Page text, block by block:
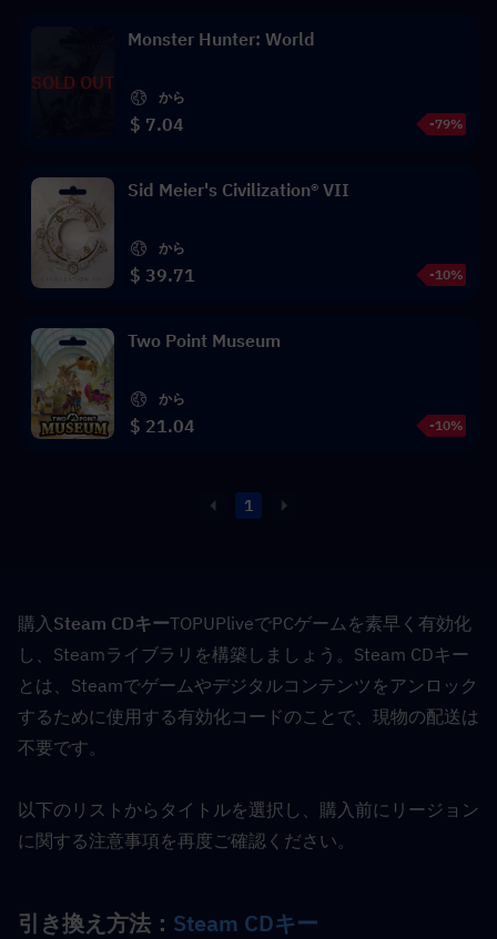
SOLD OUT
Monster Hunter: World
から
$ 7.04 -79%
Sid Meier's Civilization® VII
から
$ 39.71 -10%
Two Point Museum
から
$ 21.04 -10%
1
購入 Steam CDキーTOPUPliveでPCゲームを素早く有効化
し、Steamライブラリを構築しましょう。Steam CDキー
とは、Steamでゲームやデジタルコンテンツをアンロック
するために使用する有効化コードのことで、現物の配送は
不要です。
以下のリストからタイトルを選択し、購入前にリージョン
に関する注意事項を再度ご確認ください。
引き換え方法： Steam CDキー